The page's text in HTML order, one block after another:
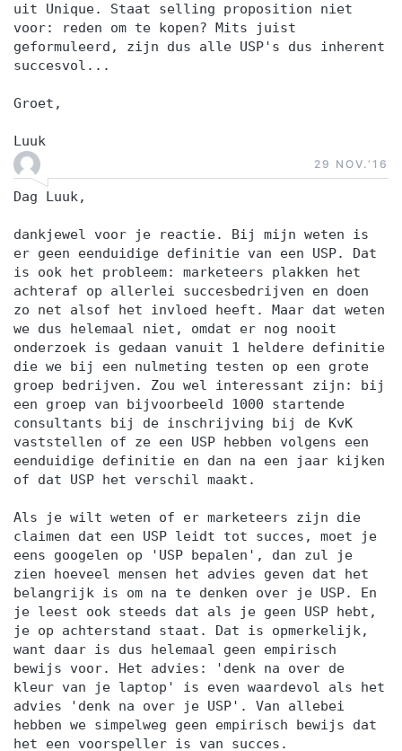
uit Unique. Staat selling proposition niet
voor: reden om te kopen? Mits juist
geformuleerd, zijn dus alle USP's dus inherent
succesvol...
Groet,
Luuk
29 NOV.‘16
Dag Luuk,
dankjewel voor je reactie. Bij mijn weten is
er geen eenduidige definitie van een USP. Dat
is ook het probleem: marketeers plakken het
achteraf op allerlei succesbedrijven en doen
zo net alsof het invloed heeft. Maar dat weten
we dus helemaal niet, omdat er nog nooit
onderzoek is gedaan vanuit 1 heldere definitie
die we bij een nulmeting testen op een grote
groep bedrijven. Zou wel interessant zijn: bij
een groep van bijvoorbeeld 1000 startende
consultants bij de inschrijving bij de KvK
vaststellen of ze een USP hebben volgens een
eenduidige definitie en dan na een jaar kijken
of dat USP het verschil maakt.
Als je wilt weten of er marketeers zijn die
claimen dat een USP leidt tot succes, moet je
eens googelen op 'USP bepalen', dan zul je
zien hoeveel mensen het advies geven dat het
belangrijk is om na te denken over je USP. En
je leest ook steeds dat als je geen USP hebt,
je op achterstand staat. Dat is opmerkelijk,
want daar is dus helemaal geen empirisch
bewijs voor. Het advies: 'denk na over de
kleur van je laptop' is even waardevol als het
advies 'denk na over je USP'. Van allebei
hebben we simpelweg geen empirisch bewijs dat
het een voorspeller is van succes.